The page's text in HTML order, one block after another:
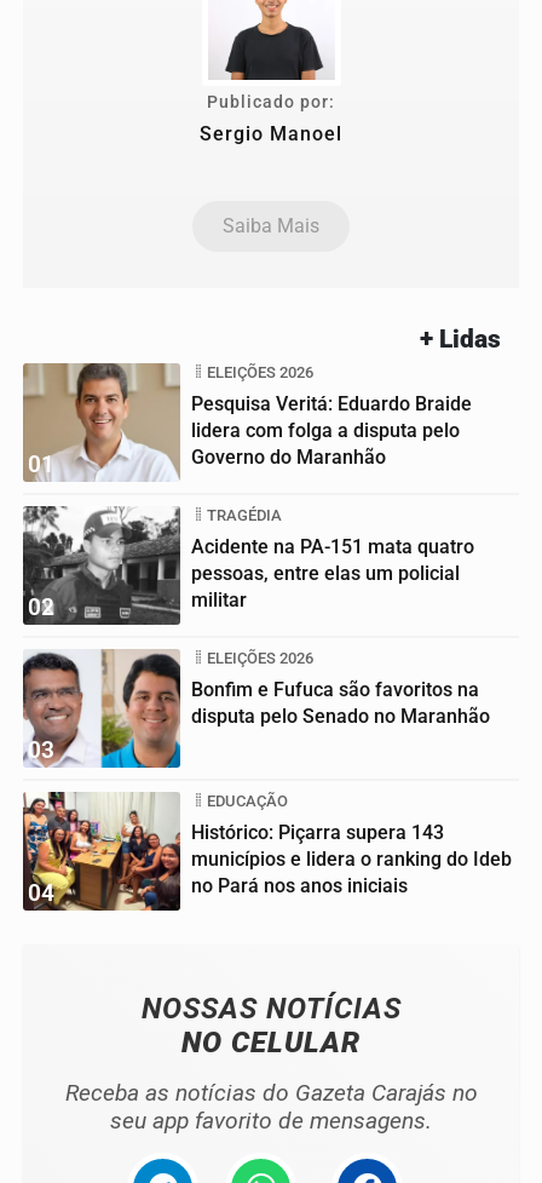
Publicado por:
Sergio Manoel
Saiba Mais
+ Lidas
01
ELEIÇÕES 2026
Pesquisa Veritá: Eduardo Braide
lidera com folga a disputa pelo
Governo do Maranhão
02
TRAGÉDIA
Acidente na PA-151 mata quatro
pessoas, entre elas um policial
militar
03
ELEIÇÕES 2026
Bonfim e Fufuca são favoritos na
disputa pelo Senado no Maranhão
04
EDUCAÇÃO
Histórico: Piçarra supera 143
municípios e lidera o ranking do Ideb
no Pará nos anos iniciais
NOSSAS NOTÍCIAS
NO CELULAR
Receba as notícias do Gazeta Carajás no
seu app favorito de mensagens.